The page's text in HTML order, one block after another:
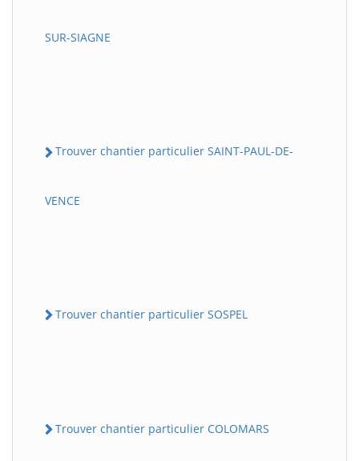
SUR-SIAGNE
Trouver chantier particulier SAINT-PAUL-DE-
VENCE
Trouver chantier particulier SOSPEL
Trouver chantier particulier COLOMARS